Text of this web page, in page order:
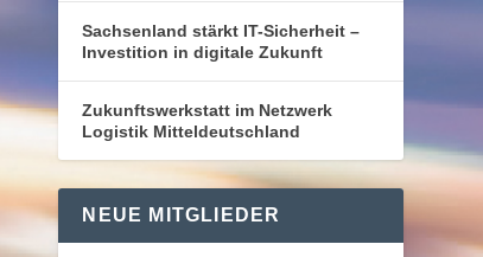
Sachsenland stärkt IT-Sicherheit –
Investition in digitale Zukunft
Zukunftswerkstatt im Netzwerk
Logistik Mitteldeutschland
NEUE MITGLIEDER